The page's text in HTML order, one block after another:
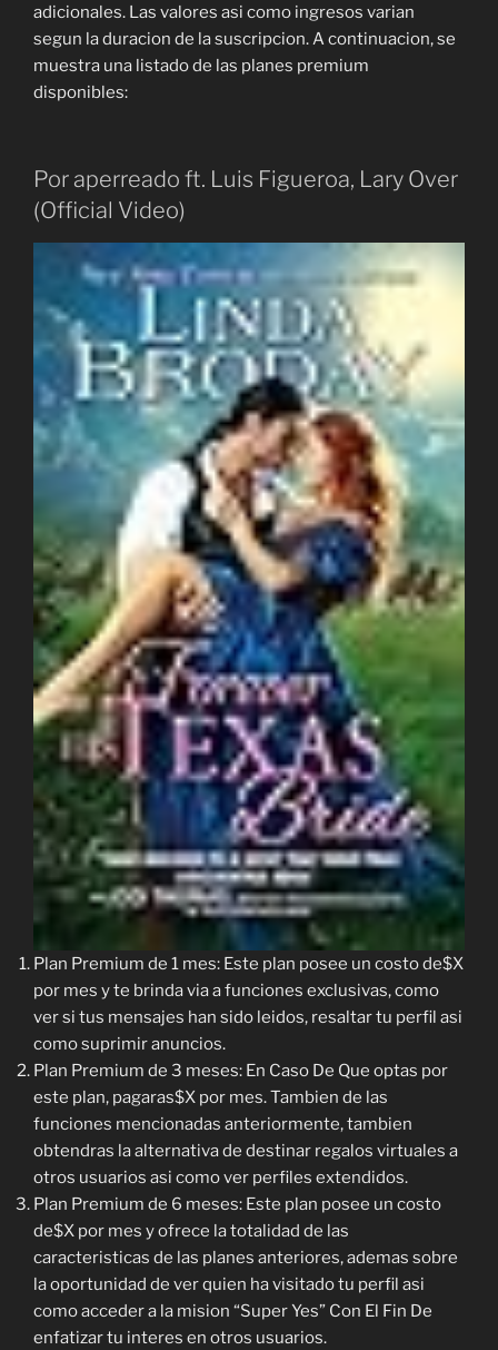
adicionales. Las valores asi como ingresos varian
segun la duracion de la suscripcion. A continuacion, se
muestra una listado de las planes premium
disponibles:
Por aperreado ft. Luis Figueroa, Lary Over
(Official Video)
Plan Premium de 1 mes: Este plan posee un costo de$X
por mes y te brinda via a funciones exclusivas, como
ver si tus mensajes han sido leidos, resaltar tu perfil asi
como suprimir anuncios.
Plan Premium de 3 meses: En Caso De Que optas por
este plan, pagaras$X por mes. Tambien de las
funciones mencionadas anteriormente, tambien
obtendras la alternativa de destinar regalos virtuales a
otros usuarios asi como ver perfiles extendidos.
Plan Premium de 6 meses: Este plan posee un costo
de$X por mes y ofrece la totalidad de las
caracteristicas de las planes anteriores, ademas sobre
la oportunidad de ver quien ha visitado tu perfil asi
como acceder a la mision “Super Yes” Con El Fin De
enfatizar tu interes en otros usuarios.